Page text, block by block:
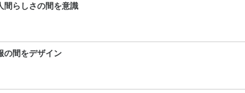
間らしさの間を意識
の間をデザイン